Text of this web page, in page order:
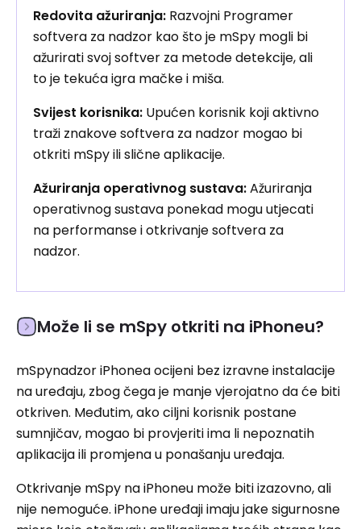
Redovita ažuriranja: Razvojni Programer
softvera za nadzor kao što je mSpy mogli bi
ažurirati svoj softver za metode detekcije, ali
to je tekuća igra mačke i miša.
Svijest korisnika: Upućen korisnik koji aktivno
traži znakove softvera za nadzor mogao bi
otkriti mSpy ili slične aplikacije.
Ažuriranja operativnog sustava:Ažuriranja
operativnog sustava ponekad mogu utjecati
na performanse i otkrivanje softvera za
nadzor.
Može li se mSpy otkriti na iPhoneu?
mSpynadzor iPhonea ocijeni bez izravne instalacije
na uređaju, zbog čega je manje vjerojatno da će biti
otkriven. Međutim, ako ciljni korisnik postane
sumnjičav, mogao bi provjeriti ima li nepoznatih
aplikacija ili promjena u ponašanju uređaja.
Otkrivanje mSpy na iPhoneu može biti izazovno, ali
nije nemoguće. iPhone uređaji imaju jake sigurnosne